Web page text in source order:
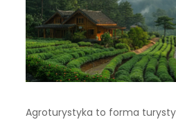
Agroturystyka to forma